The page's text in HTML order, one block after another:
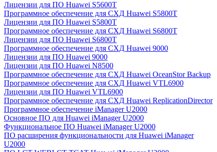
Лицензии для ПО Huawei S5600T
Программное обеспечение для СХД Huawei S5800T
Лицензии для ПО Huawei S5800T
Программное обеспечение для СХД Huawei S6800T
Лицензии для ПО Huawei S6800T
Программное обеспечение для СХД Huawei 9000
Лицензии для ПО Huawei 9000
Лицензии для ПО Huawei N8500
Программное обеспечение для СХД Huawei OceanStor Backup
Программное обеспечение для СХД Huawei VTL6900
Лицензии для ПО Huawei VTL6900
Программное обеспечение для СХД Huawei ReplicationDirector
Программное обеспечение iManager U2000
Основное ПО для Huawei iManager U2000
Функциональное ПО Huawei iManager U2000
ПО расширения функциональности для Huawei iManager
U2000